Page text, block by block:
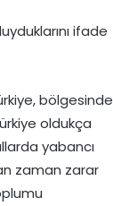
ifade
bölgesinde
oldukça
yabancı
zaman zarar